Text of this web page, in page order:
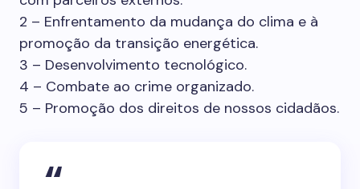
2 – Enfrentamento da mudança do clima e à
promoção da transição energética.
3 – Desenvolvimento tecnológico.
4 – Combate ao crime organizado.
5 – Promoção dos direitos de nossos cidadãos.